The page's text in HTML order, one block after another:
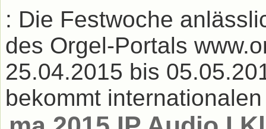
: Die Festwoche
des Orgel-Portals
25.04.2015 bis
bekommt